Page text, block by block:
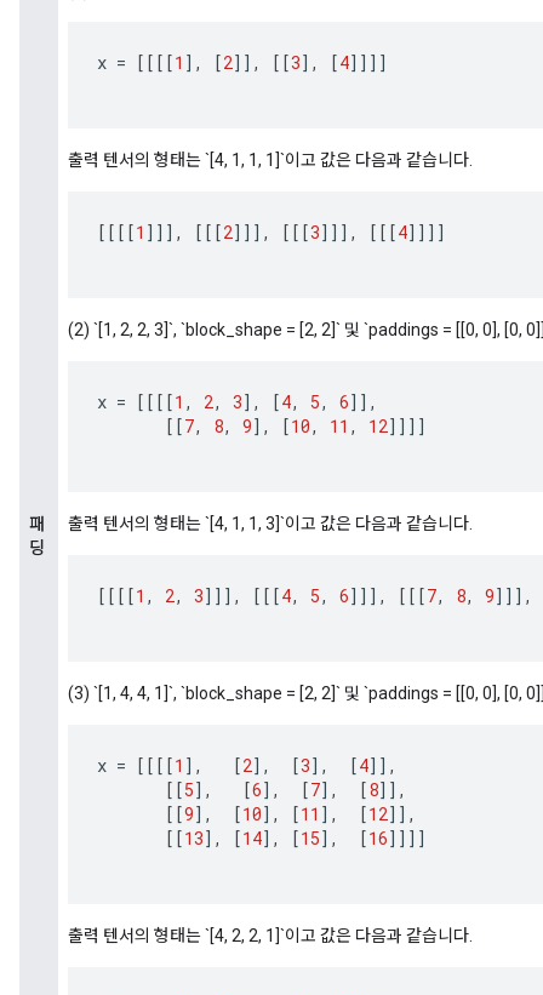
패
딩
x = [[[[1 ] , [2]] , [[3] , [4]]]]
출력 텐서의 형태는 `[4, 1, 1, 1]`이고 값은 다음과 같습니다.
[[[[1 ]]] , [[[2]]] , [[[3]]] , [[[4]]]]
(2) `[1, 2, 2, 3]`, `block_shape = [2, 2]` 및 `paddings = [[0, 0], [0,
x = [[[[1 , 2, 3] , [4, 5, 6]] ,
[[7, 8, 9] , [10, 11 , 12]]]]
출력 텐서의 형태는 `[4, 1, 1, 3]`이고 값은 다음과 같습니다.
[[[[1 , 2, 3]]] , [[[4, 5, 6]]] , [[[7, 8, 9]]] ,
(3) `[1, 4, 4, 1]`, `block_shape = [2, 2]` 및 `paddings = [[0, 0], [0,
x = [[[[1 ] , [2] , [3] , [4]] ,
[[5] , [6] , [7] , [8]] ,
[[9] , [10] , [11 ] , [12]] ,
[[13] , [14] , [15] , [16]]]]
출력 텐서의 형태는 `[4, 2, 2, 1]`이고 값은 다음과 같습니다.